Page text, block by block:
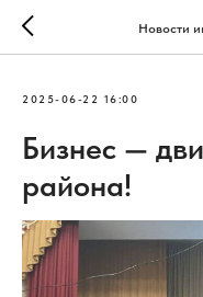
Новости
2025-06-22 16:00
Бизнес —
района!